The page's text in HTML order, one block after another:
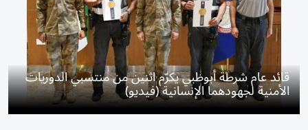
قائد عام شرطة أبوظبي يكرّم اثنين من منتسبي الدوريات
الأمنية لجهودهما الإنسانية (فيديو)